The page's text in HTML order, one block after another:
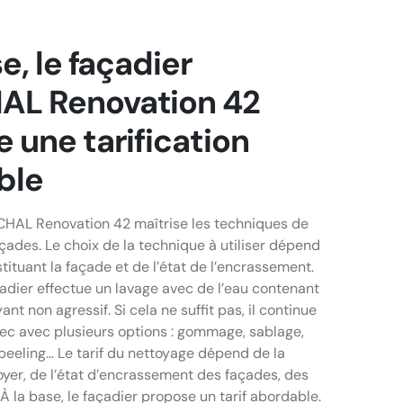
le façadier
Renovation 42
une tarification
Renovation 42 maîtrise les techniques de
Le choix de la technique à utiliser dépend
la façade et de l’état de l’encrassement.
effectue un lavage avec de l’eau contenant
non agressif. Si cela ne suffit pas, il continue
avec plusieurs options : gommage, sablage,
Le tarif du nettoyage dépend de la
de l’état d’encrassement des façades, des
la base, le façadier propose un tarif abordable.